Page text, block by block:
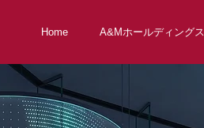
Home A&Mホールディングス